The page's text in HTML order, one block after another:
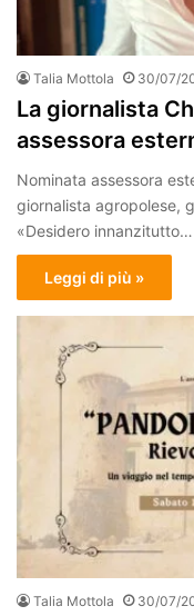
Talia Mottola 30/07/
La giornalista
assessora
Nominata assessora
giornalista agropolese,
«Desidero innanzitutto…
Leggi di più »
Talia Mottola 30/07/